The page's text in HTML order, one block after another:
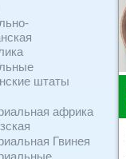
штаты
африка
Гвинея